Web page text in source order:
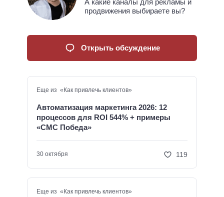
продвижения выбираете вы?
Открыть обсуждение
Еще из «Как привлечь клиентов»
Автоматизация маркетинга 2026: 12
процессов для ROI 544% + примеры
«СМС Победа»
30 октября 119
Еще из «Как привлечь клиентов»